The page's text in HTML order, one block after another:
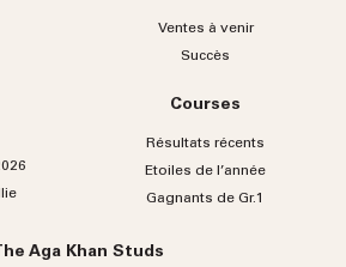
Ventes à venir
Succès
Courses
Résultats récents
Etoiles de l’année
Gagnants de Gr.1
Aga Khan Studs